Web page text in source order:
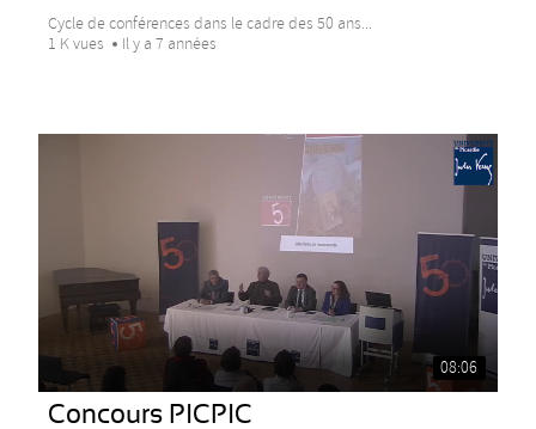
Cycle de conférences dans le cadre des 50 ans...
1 K vues
Il y a 7 années
08:06
Concours PICPIC